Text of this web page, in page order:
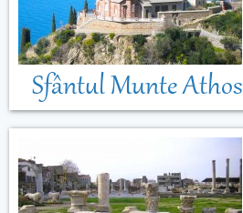
Sfântul Munte Athos